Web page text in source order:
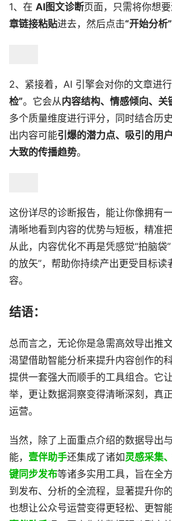
1、在 AI图文诊断页面，只需将你想
章链接粘贴进去，然后点击“开始分析”
2、紧接着，AI 引擎会对你的文章进行
检”。它会从内容结构、情感倾向、关
多个质量维度进行评分，同时结合历
出内容可能引爆的潜力点、吸引的用
大致的传播趋势。
这份详尽的诊断报告，能让你像拥有
清晰地看到内容的优势与短板，精准
从此，内容优化不再是凭感觉“拍脑袋
的放矢”，帮助你持续产出更受目标读
容。
结语：
总而言之，无论你是急需高效导出推
渴望借助智能分析来提升内容创作的科
提供一套强大而顺手的工具组合。它
举，更让数据洞察变得清晰深刻，真
运营。
当然，除了上面重点介绍的数据导出
能， 壹伴助手还集成了诸如灵感采集
键同步发布等诸多实用工具，旨在全
到发布、分析的全流程，显著提升你
也想让公众号运营变得更轻松、更智